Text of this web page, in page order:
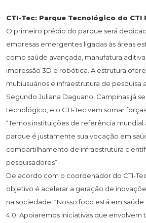
CTI-Tec: Parque Tecnológico do CTI
O primeiro prédio do parque será
empresas emergentes ligadas às áreas
como saúde avançada, manufatura
impressão 3D e robótica. A estrutura
multiusuários e infraestrutura de pesquisa
Segundo Juliana Daguano, Campinas já
tecnológico, e o CTI-Tec vem somar
“Temos instituições de referência
parque é justamente sua vocação em
compartilhamento de infraestrutura
pesquisadores”.
De acordo com o coordenador do CTI-
objetivo é acelerar a geração de
na sociedade. “Nosso foco está em
4.0. Apoiaremos iniciativas que envolvem